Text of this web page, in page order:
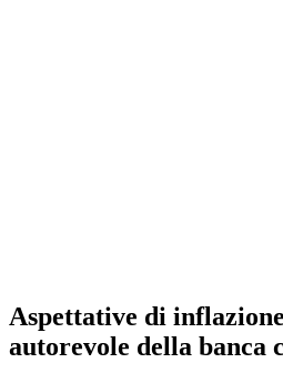
Aspettative di
autorevole della banca